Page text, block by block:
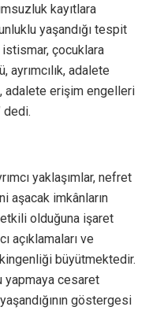
kayıtlara
yaşandığı tespit
çocuklara
adalete
adalete erişim engelleri
dedi.
yaklaşımlar, nefret
aşacak imkânların
etkili olduğuna işaret
açıklamaları ve
büyütmektedir.
yapmaya cesaret
göstergesi